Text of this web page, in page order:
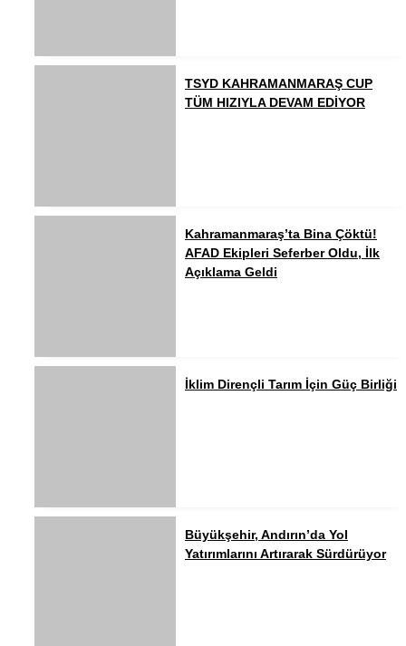
TSYD KAHRAMANMARAŞ CUP
TÜM HIZIYLA DEVAM EDİYOR
Kahramanmaraş’ta Bina Çöktü!
AFAD Ekipleri Seferber Oldu, İlk
Açıklama Geldi
İklim Dirençli Tarım İçin Güç Birliği
Büyükşehir, Andırın’da Yol
Yatırımlarını Artırarak Sürdürüyor